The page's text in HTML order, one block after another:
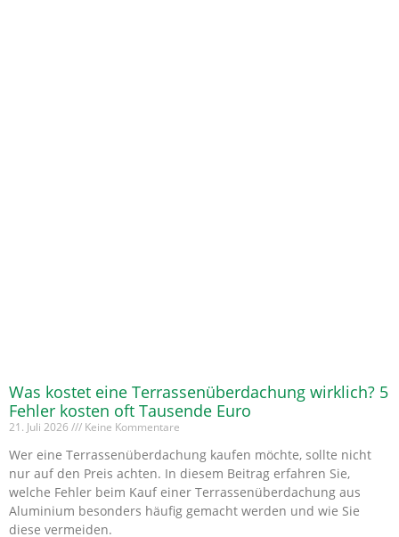
Was kostet eine Terrassenüberdachung wirklich? 5
Fehler kosten oft Tausende Euro
21. Juli 2026 Keine Kommentare
Wer eine Terrassenüberdachung kaufen möchte, sollte nicht
nur auf den Preis achten. In diesem Beitrag erfahren Sie,
welche Fehler beim Kauf einer Terrassenüberdachung aus
Aluminium besonders häufig gemacht werden und wie Sie
diese vermeiden.